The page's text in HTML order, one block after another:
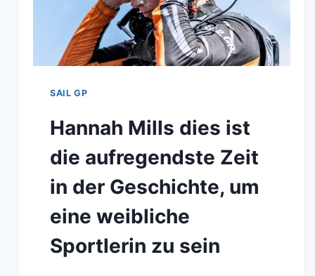
SAIL GP
Hannah Mills dies ist
die aufregendste Zeit
in der Geschichte, um
eine weibliche
Sportlerin zu sein